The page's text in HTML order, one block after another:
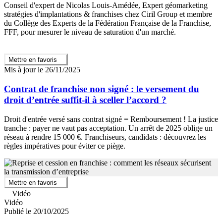
Conseil d'expert de Nicolas Louis-Amédée, Expert géomarketing
stratégies d'implantations & franchises chez Ciril Group et membre
du Collège des Experts de la Fédération Française de la Franchise,
FFF, pour mesurer le niveau de saturation d'un marché.
Mettre en favoris
Mis à jour le 26/11/2025
Contrat de franchise non signé : le versement du
droit d’entrée suffit-il à sceller l’accord ?
Droit d'entrée versé sans contrat signé = Remboursement ! La justice
tranche : payer ne vaut pas acceptation. Un arrêt de 2025 oblige un
réseau à rendre 15 000 €. Franchiseurs, candidats : découvrez les
règles impératives pour éviter ce piège.
Mettre en favoris
Vidéo
Vidéo
Publié le 20/10/2025